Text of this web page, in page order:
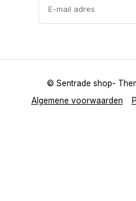
Algemene voorwaarden
© Sentrade shop-